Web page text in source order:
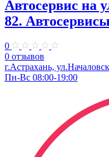
Автосервис на
82.
0
0 отзывов
г.Астрахань,
Пн-Вс 08:00-19:00